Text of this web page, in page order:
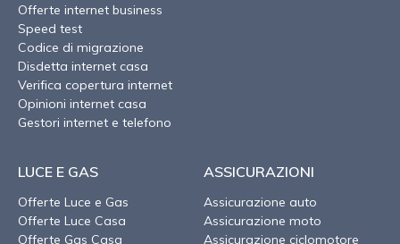
Offerte internet business
Speed test
Codice di migrazione
Disdetta internet casa
Verifica copertura internet
Opinioni internet casa
Gestori internet e telefono
LUCE E GAS
Offerte Luce e Gas
Offerte Luce Casa
Offerte Gas Casa
ASSICURAZIONI
Assicurazione auto
Assicurazione moto
Assicurazione ciclomotore